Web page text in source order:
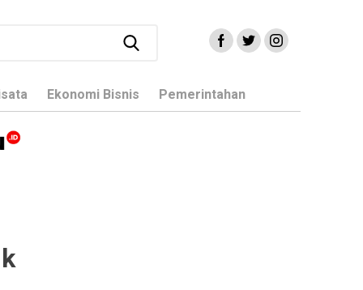
Ekonomi Bisnis Pemerintahan